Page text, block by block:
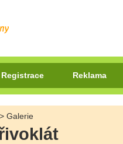
Registrace Reklama
> Galerie